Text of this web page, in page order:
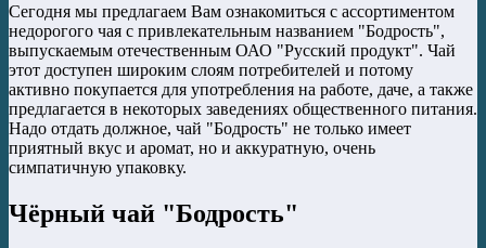
Сегодня мы предлагаем Вам ознакомиться с ассортиментом
недорогого чая с привлекательным названием "Бодрость",
выпускаемым отечественным ОАО "Русский продукт". Чай
этот доступен широким слоям потребителей и потому
активно покупается для употребления на работе, даче, а также
предлагается в некоторых заведениях общественного питания.
Надо отдать должное, чай "Бодрость" не только имеет
приятный вкус и аромат, но и аккуратную, очень
симпатичную упаковку.
Чёрный чай "Бодрость"